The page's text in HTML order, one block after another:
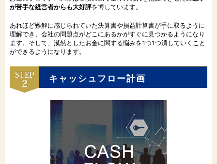
が苦手な経営者からも大好評を博しています。
あれほど難解に感じられていた決算書や損益計算書が手に取るように
理解でき、会社の問題点がどこにあるかがすぐに見つかるようになり
ます。そして、漠然としたお金に関する悩みを1つ1つ潰していくこと
ができるようになります。
キャッシュフロー計画